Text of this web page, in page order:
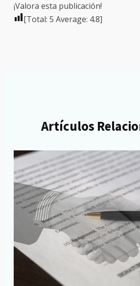
¡Valora esta publicación!
[Total: 5 Average: 4.8]
Artículos